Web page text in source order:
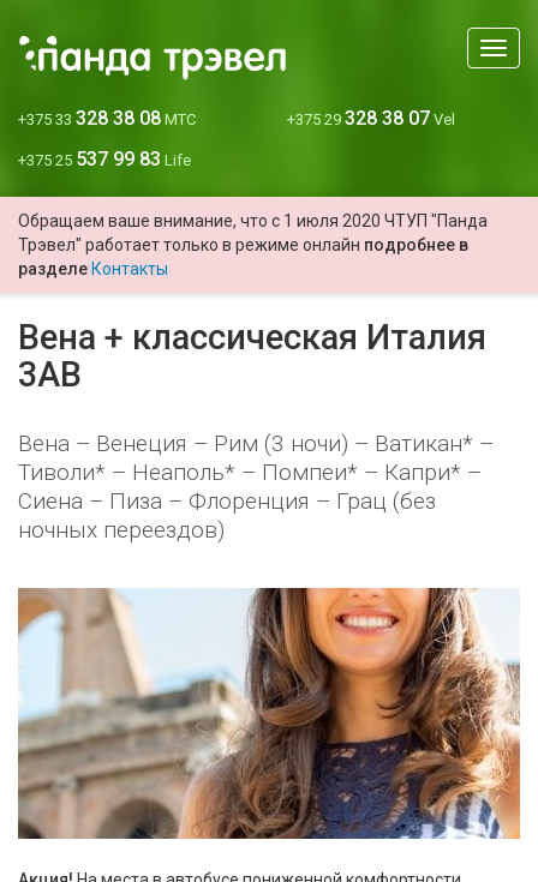
Меню
+375 33 328 38 08 МТС +375 29 328 38 07 Vel
+375 25 537 99 83 Life
Обращаем ваше внимание, что с 1 июля 2020 ЧТУП "Панда
Трэвел" работает только в режиме онлайн подробнее в
разделе Контакты
Вена + классическая Италия
3AB
Вена – Венеция – Рим (3 ночи) – Ватикан* –
Тиволи* – Неаполь* – Помпеи* – Капри* –
Сиена – Пиза – Флоренция – Грац (без
ночных переездов)